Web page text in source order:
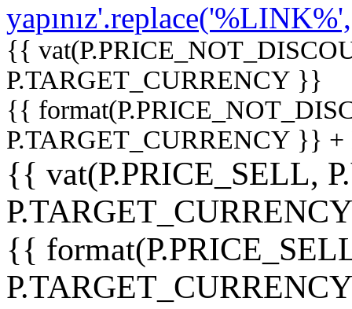
{{
P.TARGET_CURRENCY }}
{{
P.TARGET_CURRENCY }}
{{ vat(P.PRICE_SELL,
{{